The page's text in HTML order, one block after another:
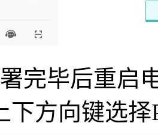
毕后重启电
下方向键选